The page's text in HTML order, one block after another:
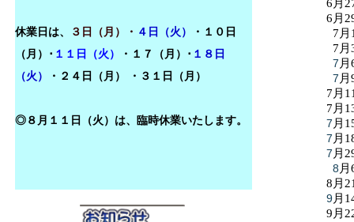
6月
6月
7月
7月
7
7
7月
7月
7 月
7 月
7 月
8
8月
9月
9月
休業日は、 ３日（月）・ ４日（火）
・１０日
（月）･ １１日（火） ・１７（月）･ １８日
（火）
・ ２４日（月） ・３１日（月）
◎８月１１日（火）は、臨時休業いたします。